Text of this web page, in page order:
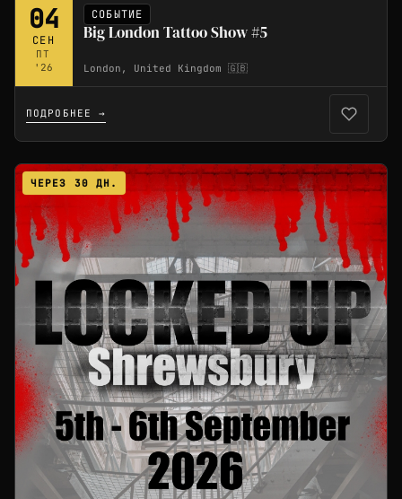
04
СЕН
ПТ
'26
СОБЫТИЕ
Big London Tattoo Show #5
London, United Kingdom 🇬🇧
ПОДРОБНЕЕ →
ЧЕРЕЗ 30 ДН.